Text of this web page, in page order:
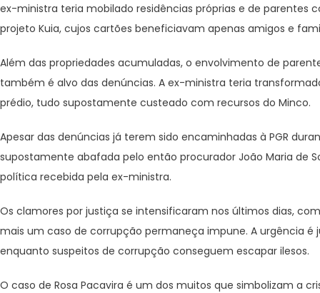
ex-ministra teria mobilado residências próprias e de parentes
projeto Kuia, cujos cartões beneficiavam apenas amigos e
Além das propriedades acumuladas, o envolvimento de
também é alvo das denúncias. A ex-ministra teria
prédio, tudo supostamente custeado com recursos do Minco.
Apesar das denúncias já terem sido encaminhadas à PGR
supostamente abafada pelo então procurador João Maria de
política recebida pela ex-ministra.
Os clamores por justiça se intensificaram nos últimos dias,
mais um caso de corrupção permaneça impune. A urgência
enquanto suspeitos de corrupção conseguem escapar ilesos.
O caso de Rosa Pacavira é um dos muitos que simbolizam a